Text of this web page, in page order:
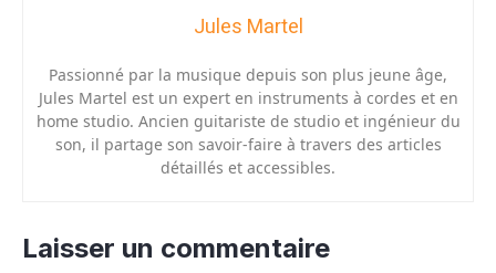
Jules Martel
Passionné par la musique depuis son plus jeune âge,
Jules Martel est un expert en instruments à cordes et en
home studio. Ancien guitariste de studio et ingénieur du
son, il partage son savoir-faire à travers des articles
détaillés et accessibles.
Laisser un commentaire